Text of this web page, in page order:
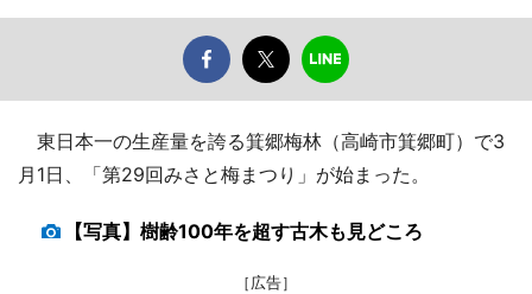
東日本一の生産量を誇る箕郷梅林（高崎市箕郷町）で3
月1日、「第29回みさと梅まつり」が始まった。
【写真】樹齢100年を超す古木も見どころ
［広告］